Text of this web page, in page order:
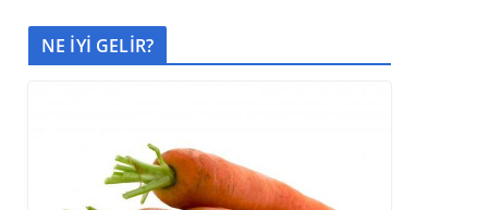
NE İYİ GELİR?